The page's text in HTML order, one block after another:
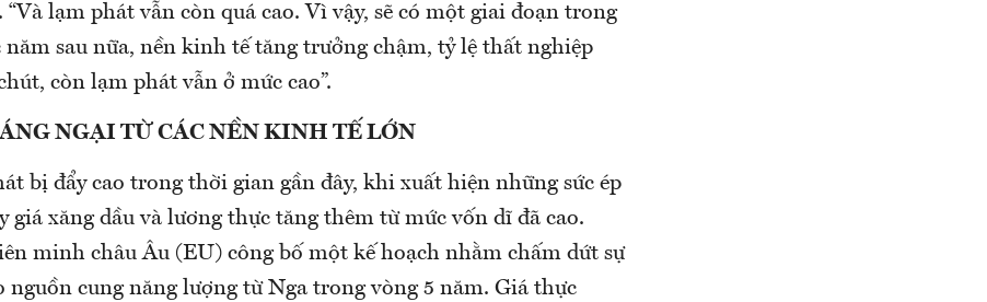
lạm phát vẫn còn quá cao. Vì vậy, sẽ có một giai đoạn trong
năm sau nữa, nền kinh tế tăng trưởng chậm, tỷ lệ thất nghiệp
còn lạm phát vẫn ở mức cao”.
NGẠI TỪ CÁC NỀN KINH TẾ LỚN
bị đẩy cao trong thời gian gần đây, khi xuất hiện những sức ép
giá xăng dầu và lương thực tăng thêm từ mức vốn dĩ đã cao.
minh châu Âu (EU) công bố một kế hoạch nhằm chấm dứt sự
nguồn cung năng lượng từ Nga trong vòng 5 năm. Giá thực